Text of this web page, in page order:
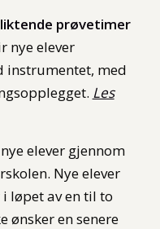
prøvetimer
nye elever
instrumentet, med
Les
elever gjennom
Nye elever
løpet av en til to
ønsker en senere